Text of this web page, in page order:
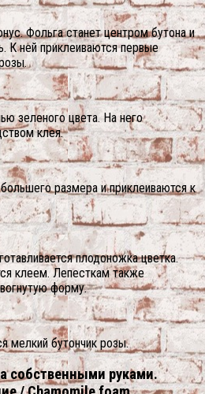
Фольга станет центром бутона и
К ней приклеиваются первые
зеленого цвета. На него
клея.
размера и приклеиваются к
плодоножка цветка.
клеем. Лепесткам также
форму.
мелкий бутончик розы.
собственными руками.